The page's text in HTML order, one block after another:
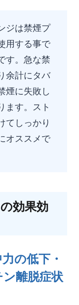
ジは禁煙プ
用する事で
す。急な禁
余計にタバ
煙に失敗し
ます。スト
てしっかり
オススメで
効果効
の低下・
離脱症状